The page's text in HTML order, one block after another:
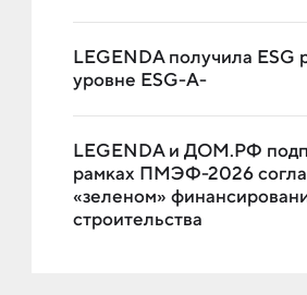
LEGENDA получила ESG
уровне ESG-A-
LEGENDA и ДОМ.РФ
рамках ПМЭФ-2026
«зеленом»
строительства